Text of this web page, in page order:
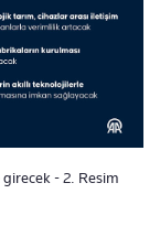
- 2. Resim